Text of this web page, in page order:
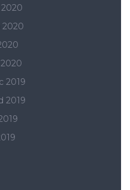
2020
2019
2019